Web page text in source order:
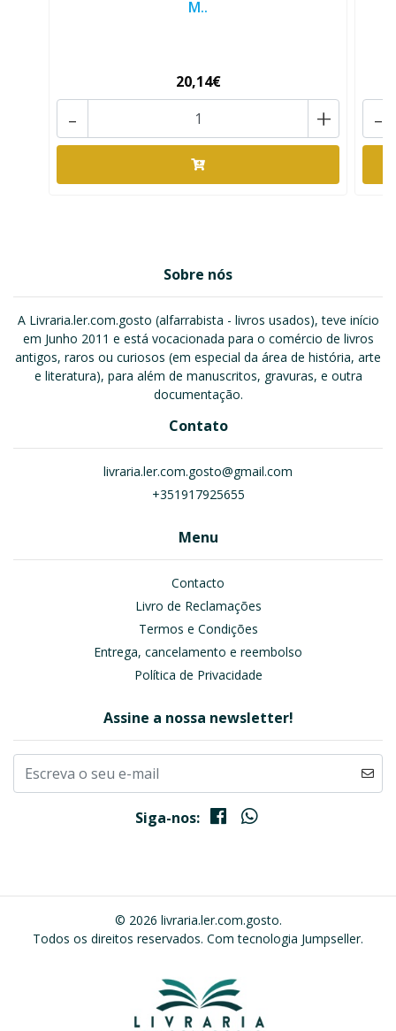
M..
20,14€
+
- -
Sobre nós
A Livraria.ler.com.gosto (alfarrabista - livros usados), teve início
em Junho 2011 e está vocacionada para o comércio de livros
antigos, raros ou curiosos (em especial da área de história, arte
e literatura), para além de manuscritos, gravuras, e outra
documentação.
Contato
livraria.ler.com.gosto@gmail.com
+351917925655
Menu
Contacto
Livro de Reclamações
Termos e Condições
Entrega, cancelamento e reembolso
Política de Privacidade
Assine a nossa newsletter!
Siga-nos:
© 2026 livraria.ler.com.gosto.
Todos os direitos reservados. Com tecnologia Jumpseller.